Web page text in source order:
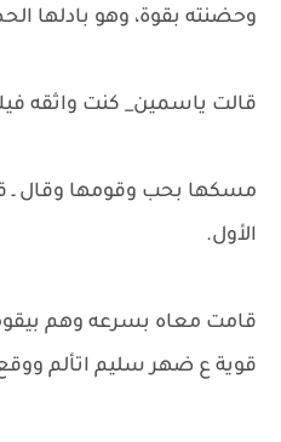
وحضنته بقوة، وهو بادلها
قالت ياسمين_ كنت واثقه
مسكها بحب وقومها وقال ـ
الأول.
قامت معاه بسرعه وهم
قوية ع ضهر سليم اتألم